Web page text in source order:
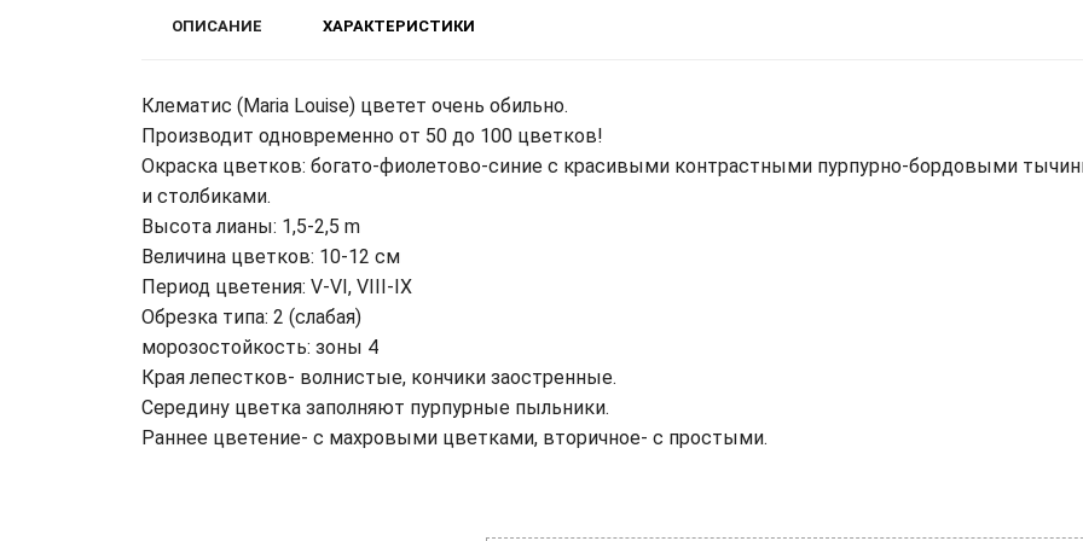
ОПИСАНИЕ ХАРАКТЕРИСТИКИ
Клематис (Maria Louise) цветет очень обильно.
Производит одновременно от 50 до 100 цветков!
Окраска цветков: богато-фиолетово-синие с красивыми контрастными пурпурно-бордовыми
и столбиками.
Высота лианы: 1,5-2,5 m
Величина цветков: 10-12 см
Период цветения: V-VI, VIII-IX
Обрезка типа: 2 (слабая)
морозостойкость: зоны 4
Края лепестков- волнистые, кончики заостренные.
Середину цветка заполняют пурпурные пыльники.
Раннее цветение- с махровыми цветками, вторичное- с простыми.